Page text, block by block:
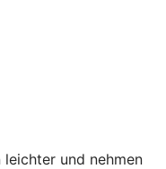
und nehmen